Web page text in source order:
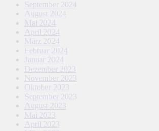
September 2024
August 2024
Mai 2024
April 2024
März 2024
Februar 2024
Januar 2024
Dezember 2023
November 2023
Oktober 2023
September 2023
August 2023
Mai 2023
April 2023